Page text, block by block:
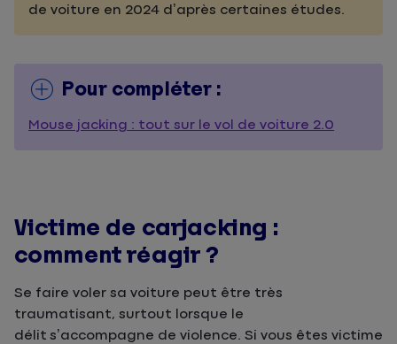
de voiture en 2024 d’après certaines études.
Pour compléter :
Mouse jacking : tout sur le vol de voiture 2.0
Victime de carjacking :
comment réagir ?
Se faire voler sa voiture peut être très
traumatisant, surtout lorsque le
délit s’accompagne de violence. Si vous êtes victime